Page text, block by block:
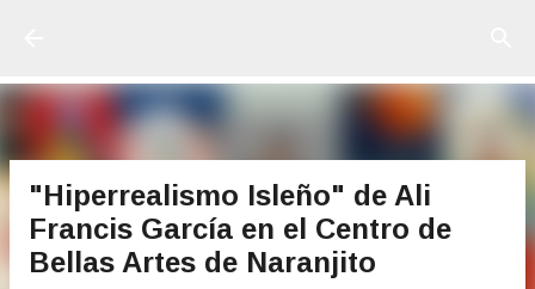
"Hiperrealismo Isleño" de Ali
Francis García en el Centro de
Bellas Artes de Naranjito